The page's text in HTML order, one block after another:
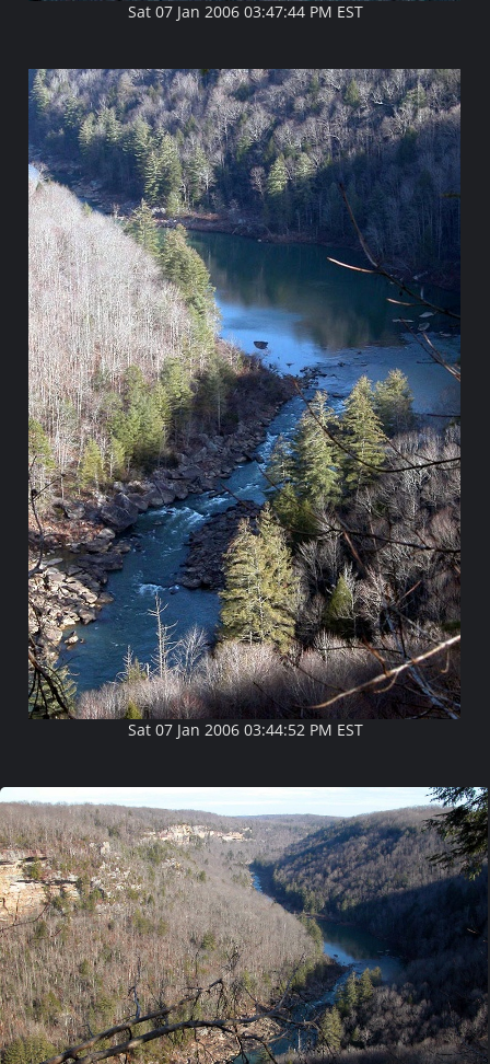
Sat 07 Jan 2006 03:47:44 PM EST
Sat 07 Jan 2006 03:44:52 PM EST